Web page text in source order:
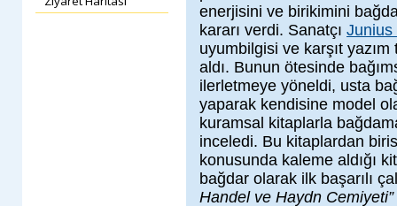
enerjisini ve birikimini
kararı verdi. Sanatçı Junius
uyumbilgisi ve karşıt
aldı. Bunun ötesinde
ilerletmeye yöneldi, usta
yaparak kendisine model
kuramsal kitaplarla
inceledi. Bu kitaplardan
konusunda kaleme aldığı
bağdar olarak ilk başarılı
Handel ve Haydn Cemiyeti”